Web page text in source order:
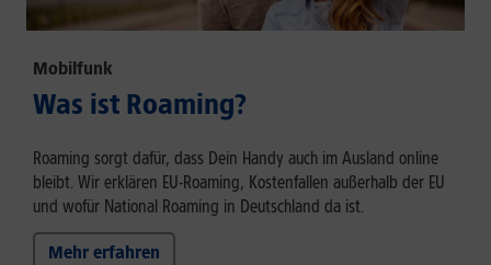
Mobilfunk
Was ist Roaming?
Roaming sorgt dafür, dass Dein Handy auch im Ausland online
bleibt. Wir erklären EU-Roaming, Kostenfallen außerhalb der EU
und wofür National Roaming in Deutschland da ist.
Mehr erfahren